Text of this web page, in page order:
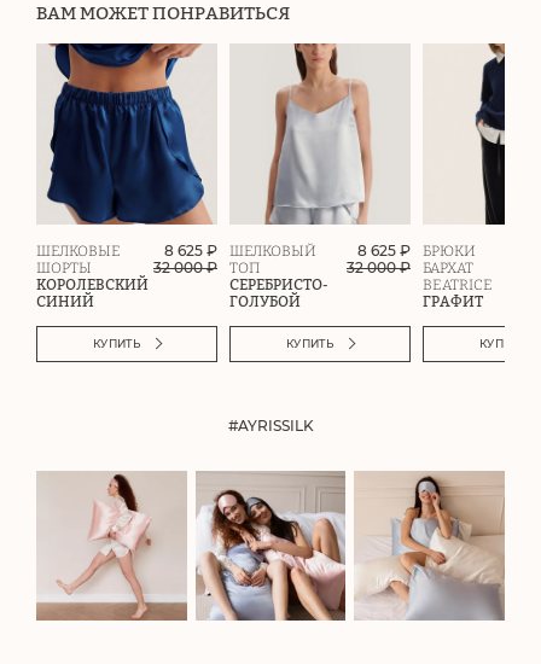
ВАМ МОЖЕТ ПОНРАВИТЬСЯ
ШЕЛКОВЫЕ
ШОРТЫ
КОРОЛЕВСКИЙ
СИНИЙ
8 625 ₽
32 000₽
КУПИТЬ
ШЕЛКОВЫЙ
ТОП
СЕРЕБРИСТО-
ГОЛУБОЙ
8 625 ₽
32 000₽
КУПИТЬ
БРЮКИ
БАРХАТ
BEATRICE
ГРАФИТ
КУПИТЬ
#AYRISSILK